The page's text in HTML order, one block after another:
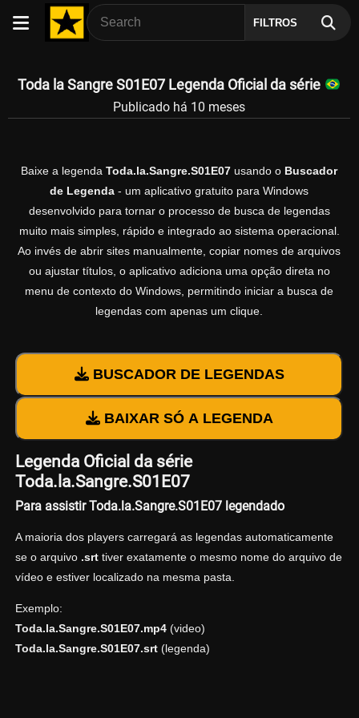
FILTROS
Toda la Sangre S01E07 Legenda Oficial da série
Publicado há 10 meses
Baixe a legenda Toda.la.Sangre.S01E07 usando o Buscador
de Legenda - um aplicativo gratuito para Windows
desenvolvido para tornar o processo de busca de legendas
muito mais simples, rápido e integrado ao sistema operacional.
Ao invés de abrir sites manualmente, copiar nomes de arquivos
ou ajustar títulos, o aplicativo adiciona uma opção direta no
menu de contexto do Windows, permitindo iniciar a busca de
legendas com apenas um clique.
BUSCADOR DE LEGENDAS
BAIXAR SÓ A LEGENDA
Legenda Oficial da série
Toda.la.Sangre.S01E07
Para assistir Toda.la.Sangre.S01E07 legendado
A maioria dos players carregará as legendas automaticamente
se o arquivo .srttiver exatamente o mesmo nome do arquivo de
vídeo e estiver localizado na mesma pasta.
Exemplo:
Toda.la.Sangre.S01E07.mp4(video)
Toda.la.Sangre.S01E07.srt(legenda)